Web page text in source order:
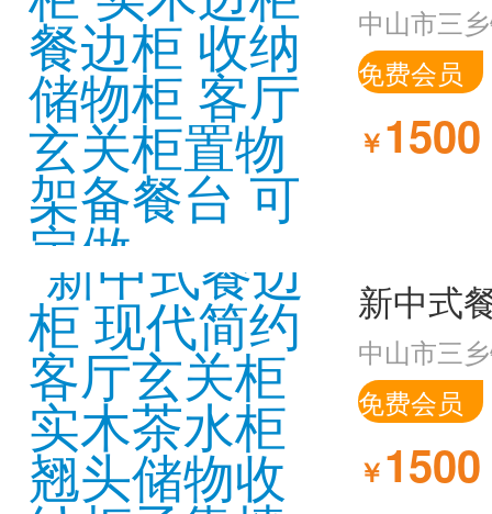
中山市三
免费会员
￥1500
中山市三
免费会员
￥1500